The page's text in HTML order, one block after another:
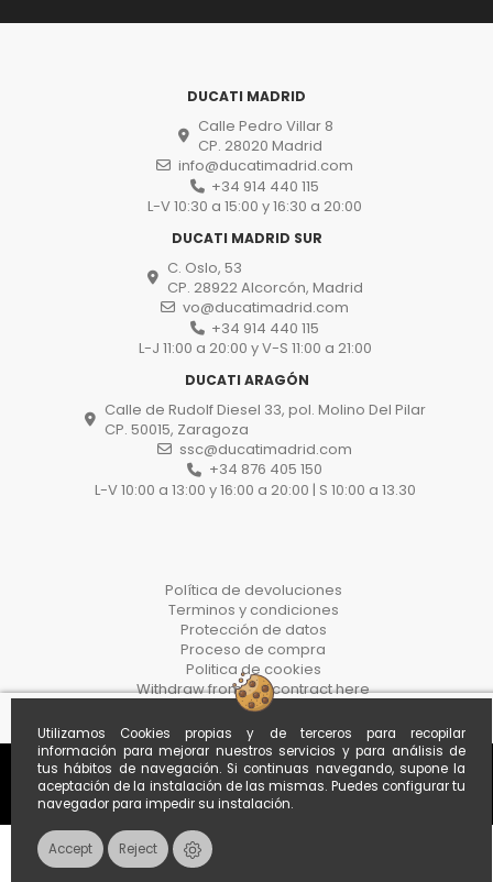
Utilizamos Cookies propias y de terceros para recopilar
información para mejorar nuestros servicios y para análisis de
tus hábitos de navegación. Si continuas navegando, supone la
aceptación de la instalación de las mismas. Puedes configurar tu
navegador para impedir su instalación.
Accept Reject
DUCATI MADRID
Calle Pedro Villar 8
CP. 28020 Madrid
info@ducatimadrid.com
+34 914 440 115
L-V 10:30 a 15:00 y 16:30 a 20:00
DUCATI MADRID SUR
C. Oslo, 53
CP. 28922 Alcorcón, Madrid
vo@ducatimadrid.com
+34 914 440 115
L-J 11:00 a 20:00 y V-S 11:00 a 21:00
DUCATI ARAGÓN
Calle de Rudolf Diesel 33, pol. Molino Del Pilar
CP. 50015, Zaragoza
ssc@ducatimadrid.com
+34 876 405 150
L-V 10:00 a 13:00 y 16:00 a 20:00 | S 10:00 a 13.30
Política de devoluciones
Terminos y condiciones
Protección de datos
Proceso de compra
Politica de cookies
Withdraw from the contract here